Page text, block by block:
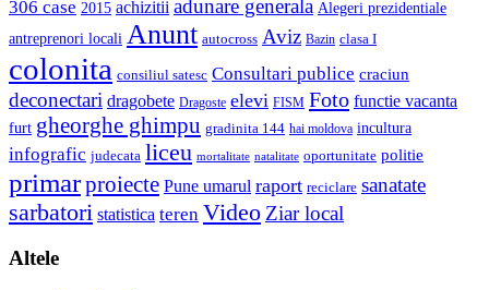
306 case 2015 achizitii adunare generala Alegeri prezidentiale
antreprenori locali Anunt autocross Aviz Bazin clasa I
colonita consiliul satesc Consultari publice craciun
deconectari dragobete Dragoste elevi FISM Foto functie vacanta
furt gheorghe ghimpu gradinita 144 hai moldova incultura
infografic judecata liceu mortalitate natalitate oportunitate politie
primarproiecte Pune umarul raport reciclare sanatate
sarbatori statistica teren Video Ziar local
Altele